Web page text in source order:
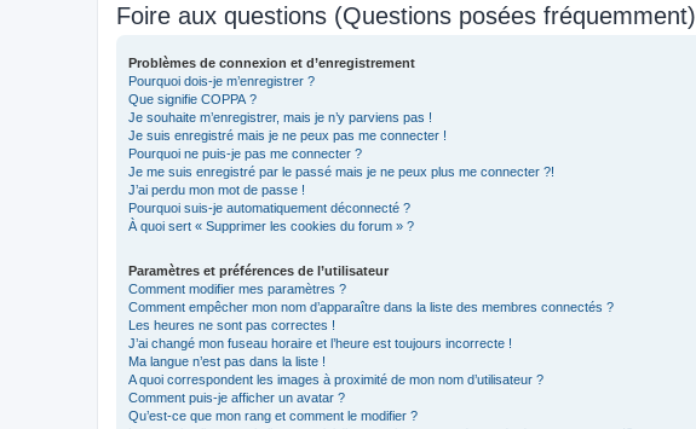
Foire aux questions (Questions posées fréquemment)
Problèmes de connexion et d’enregistrement
Pourquoi dois-je m’enregistrer ?
Que signifie COPPA ?
Je souhaite m’enregistrer, mais je n’y parviens pas !
Je suis enregistré mais je ne peux pas me connecter !
Pourquoi ne puis-je pas me connecter ?
Je me suis enregistré par le passé mais je ne peux plus me connecter ?!
J’ai perdu mon mot de passe !
Pourquoi suis-je automatiquement déconnecté ?
À quoi sert « Supprimer les cookies du forum » ?
Paramètres et préférences de l’utilisateur
Comment modifier mes paramètres ?
Comment empêcher mon nom d’apparaître dans la liste des membres connectés ?
Les heures ne sont pas correctes !
J’ai changé mon fuseau horaire et l’heure est toujours incorrecte !
Ma langue n’est pas dans la liste !
A quoi correspondent les images à proximité de mon nom d’utilisateur ?
Comment puis-je afficher un avatar ?
Qu’est-ce que mon rang et comment le modifier ?